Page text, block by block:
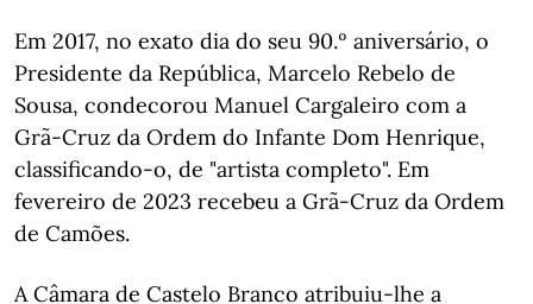
Em 2017, no exato dia do seu 90.º aniversário, o
Presidente da República, Marcelo Rebelo de
Sousa, condecorou Manuel Cargaleiro com a
Grã-Cruz da Ordem do Infante Dom Henrique,
classificando-o, de "artista completo". Em
fevereiro de 2023 recebeu a Grã-Cruz da Ordem
de Camões.
A Câmara de Castelo Branco atribuiu-lhe a